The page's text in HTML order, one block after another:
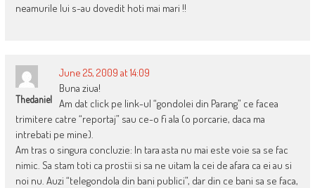
neamurile lui s-au dovedit hoti mai mari !!
Thedaniel
June 25, 2009 at 14:09
Buna ziua!
Am dat click pe link-ul “gondolei din Parang” ce facea
trimitere catre “reportaj” sau ce-o fi ala (o porcarie, daca ma
intrebati pe mine).
Am tras o singura concluzie: In tara asta nu mai este voie sa se fac
nimic. Sa stam toti ca prostii si sa ne uitam la cei de afara ca ei au si
noi nu. Auzi “telegondola din bani publici”, dar din ce bani sa se faca,